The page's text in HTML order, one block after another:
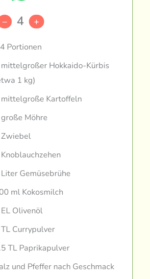
– 4 +
Portionen
mittelgroßer Hokkaido-Kürbis
1 kg)
Kartoffeln
Möhre
Zwiebel
Gemüsebrühe
ml Kokosmilch
Olivenöl
Currypulver
TL Paprikapulver
und Pfeffer nach Geschmack